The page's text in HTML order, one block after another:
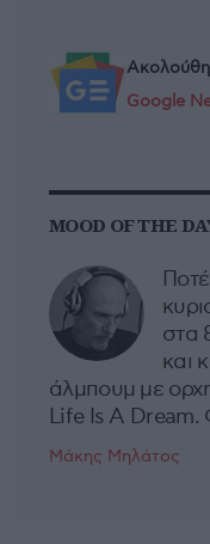
Google
MOOD OF THE
στα
και
άλμπουμ με
Life Is A Dream.
Μάκης Μηλάτος